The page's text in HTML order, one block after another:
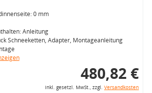
0 mm
Anleitung
Schneeketten, Adapter, Montageanleitung
480,82 €
inkl. gesetzl. MwSt., zzgl. Versandkosten